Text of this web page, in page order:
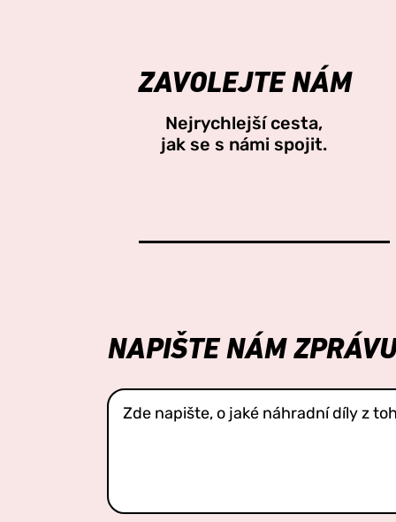
ZAVOLEJTE NÁM
Nejrychlejší cesta,
jak se s námi spojit.
NAPIŠTE NÁM